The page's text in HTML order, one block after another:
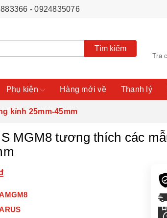
- 0924835076
Tìm kiếm
Tra
Phụ kiện Hàng mới về Thanh lý
kính 25mm-45mm
MGM8 tương thích các